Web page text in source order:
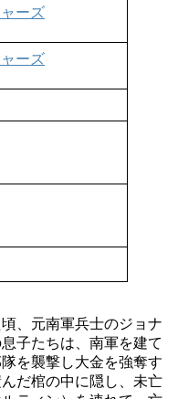
ーズ
ーズ
、元南軍兵士のジョナ
子たちは、南軍を建て
を襲撃し大金を強奪す
だ棺の中に隠し、未亡